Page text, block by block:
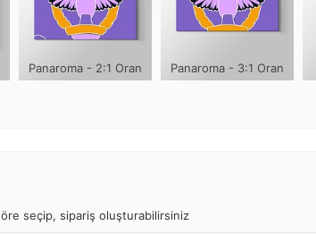
Panaroma - 2:1 Oran Panaroma - 3:1 Oran
seçip, sipariş oluşturabilirsiniz